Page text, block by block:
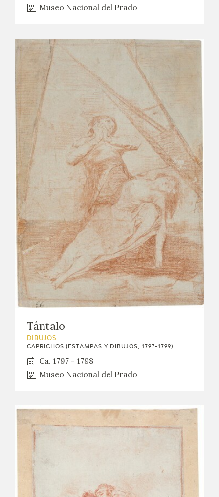
Museo Nacional del Prado
Tántalo
DIBUJOS
CAPRICHOS (ESTAMPAS Y DIBUJOS, 1797-1799)
Ca. 1797 - 1798
Museo Nacional del Prado